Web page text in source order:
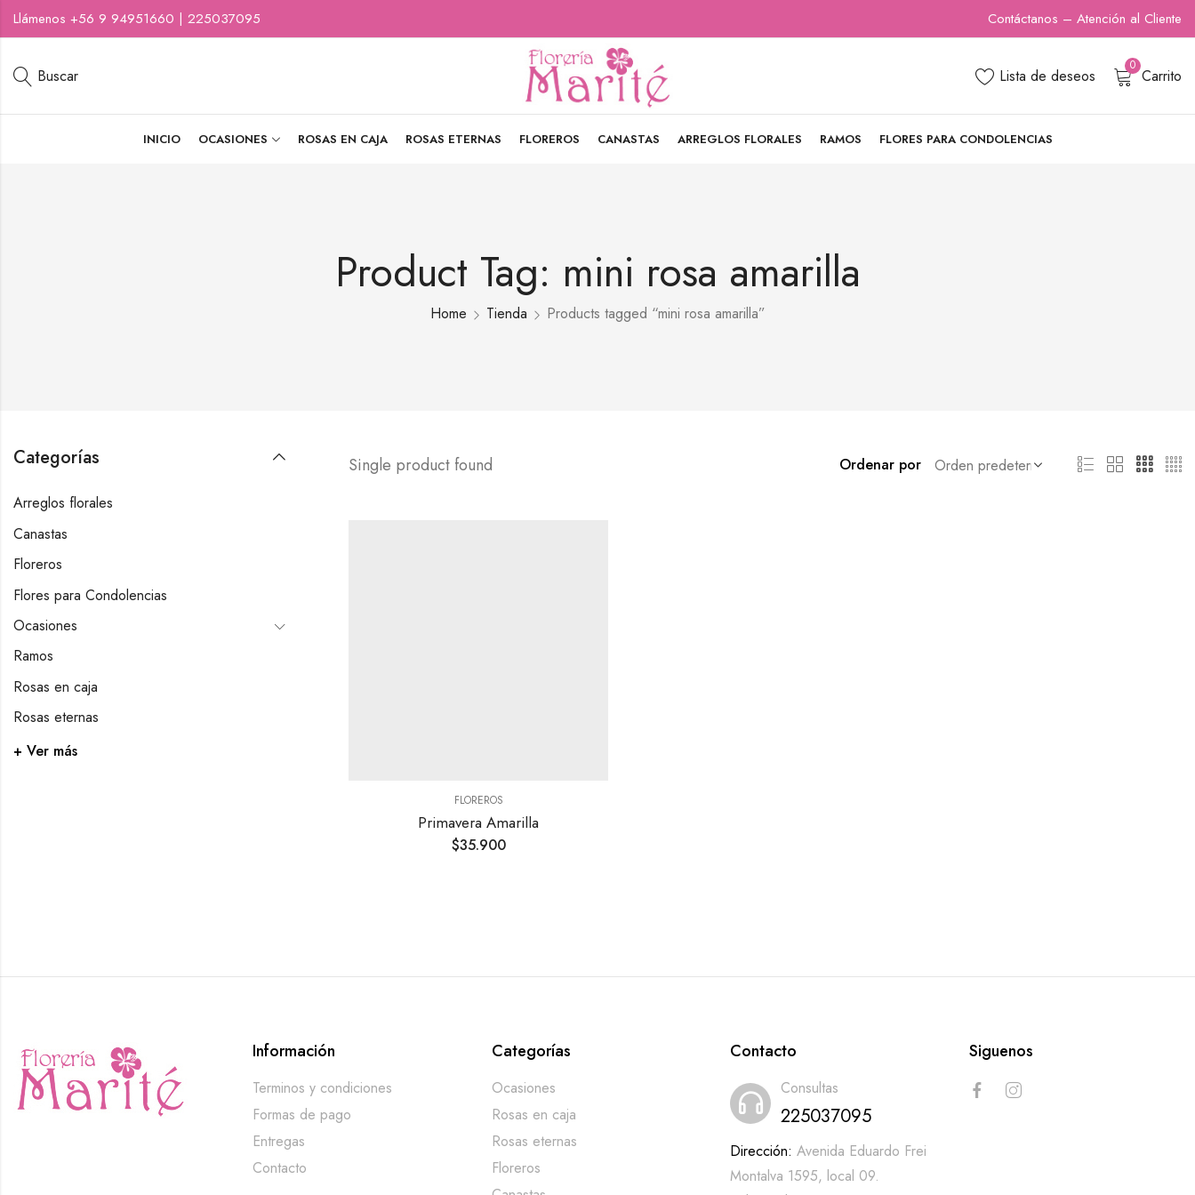
Llámenos +56 9 94951660 | 225037095 Contáctanos – Atención al Cliente
Buscar Lista de deseos
0
Carrito
INICIO OCASIONES ROSAS EN CAJA ROSAS ETERNAS FLOREROS CANASTAS ARREGLOS FLORALES RAMOS FLORES PARA CONDOLENCIAS
Product Tag: mini rosa amarilla
Home Tienda Products tagged “mini rosa amarilla”
Single product found Ordenar por
FLOREROS
Primavera Amarilla
$35.900
Categorías
Arreglos florales
Canastas
Floreros
Flores para Condolencias
Ocasiones
Ramos
Rosas en caja
Rosas eternas
+ Ver más
Información
Terminos y condiciones
Formas de pago
Entregas
Contacto
Categorías
Ocasiones
Rosas en caja
Rosas eternas
Floreros
Contacto
Consultas
225037095
Dirección: Avenida Eduardo Frei
Montalva 1595, local 09.
Siguenos